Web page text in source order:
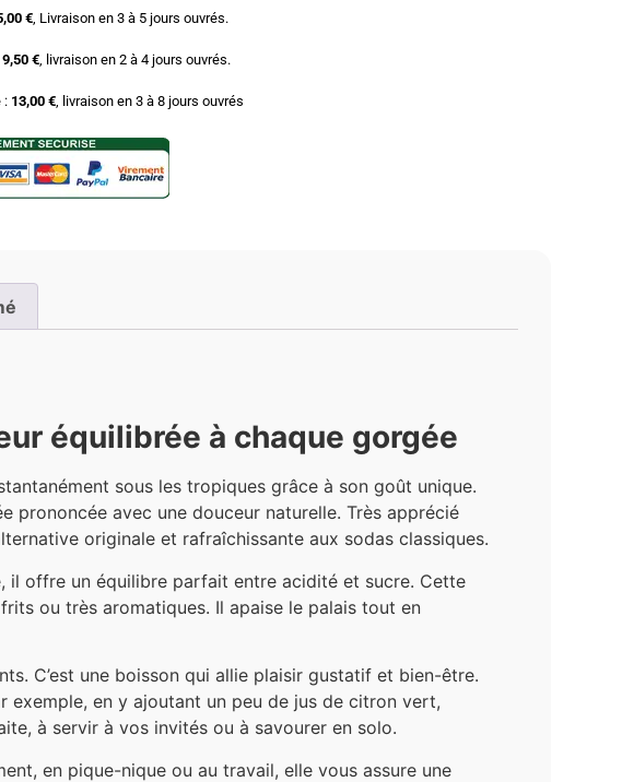
€ , Livraison en 3 à 5 jours ouvrés.
9,50 € , livraison en 2 à 4 jours ouvrés.
: 13,00 €, livraison en 3 à 8 jours ouvrés
équilibrée à chaque gorgée
sous les tropiques grâce à son goût unique.
prononcée avec une douceur naturelle. Très apprécié
originale et rafraîchissante aux sodas classiques.
il offre un équilibre parfait entre acidité et sucre. Cette
ou très aromatiques. Il apaise le palais tout en
C’est une boisson qui allie plaisir gustatif et bien-être.
exemple, en y ajoutant un peu de jus de citron vert,
à servir à vos invités ou à savourer en solo.
en pique-nique ou au travail, elle vous assure une